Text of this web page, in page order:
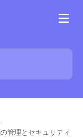
管理とセキュリティ